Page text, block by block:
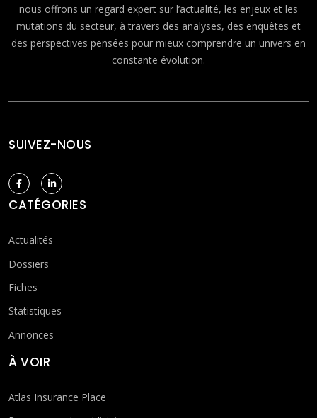
nous offrons un regard expert sur l’actualité, les enjeux et les
mutations du secteur, à travers des analyses, des enquêtes et
des perspectives pensées pour mieux comprendre un univers en
constante évolution.
SUIVEZ-NOUS
CATÉGORIES
Actualités
Dossiers
Fiches
Statistiques
Annonces
À VOIR
Atlas Insurance Place